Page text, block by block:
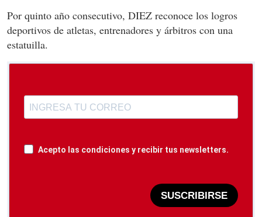
Por quinto año consecutivo, DIEZ reconoce los logros
deportivos de atletas, entrenadores y árbitros con una
estatuilla.
Acepto las condiciones y recibir tus newsletters.
SUSCRIBIRSE